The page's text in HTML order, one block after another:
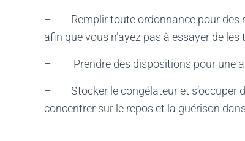
– Remplir toute ordonnance pour des
afin que vous n’ayez pas à essayer de
– Prendre des dispositions pour une
– Stocker le congélateur et s’occuper
concentrer sur le repos et la guérison